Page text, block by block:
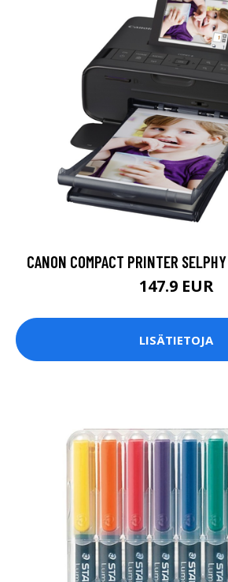
CANON COMPACT PRINTER
147.9 EUR
LISÄTIETOJA